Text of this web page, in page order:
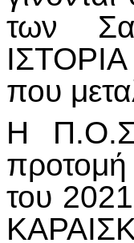
των
που
Η
του